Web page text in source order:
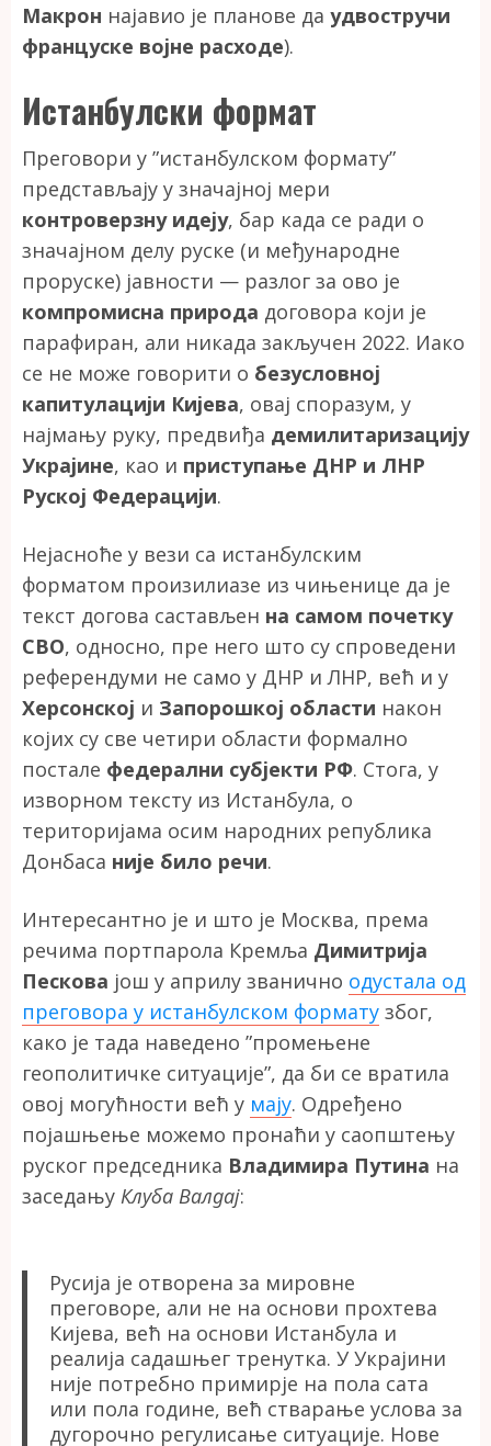
Макрон најавио је планове да удвостручи
француске војне расходе).
Истанбулски формат
Преговори у ”истанбулском формату”
представљају у значајној мери
контроверзну идеју, бар када се ради о
значајном делу руске (и међународне
проруске) јавности — разлог за ово је
компромисна природа договора који је
парафиран, али никада закључен 2022. Иако
се не може говорити о безусловној
капитулацији Кијева, овај споразум, у
најмању руку, предвиђа демилитаризацију
Украјине, као и приступање ДНР и ЛНР
Руској Федерацији.
Нејасноће у вези са истанбулским
форматом произилиазе из чињенице да је
текст догова састављен на самом почетку
СВО, односно, пре него што су спроведени
референдуми не само у ДНР и ЛНР, већ и у
Херсонској и Запорошкој области након
којих су све четири области формално
постале федерални субјекти РФ. Стога, у
изворном тексту из Истанбула, о
територијама осим народних република
Донбаса није било речи.
Интересантно је и што је Москва, према
речима портпарола Кремља Димитрија
Пескова још у априлу званично одустала од
преговора у истанбулском формату због,
како је тада наведено ”промењене
геополитичке ситуације”, да би се вратила
овој могућности већ у мају. Одређено
појашњење можемо пронаћи у саопштењу
руског председника Владимира Путина на
заседању Клуба Валдај:
Русија је отворена за мировне
преговоре, али не на основи прохтева
Кијева, већ на основи Истанбула и
реалија садашњег тренутка. У Украјини
није потребно примирје на пола сата
или пола године, већ стварање услова за
дугорочно регулисање ситуације. Нове